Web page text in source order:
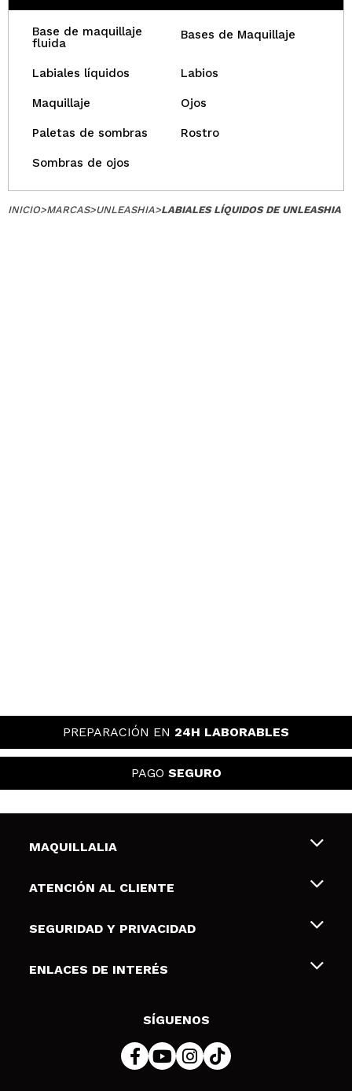
Base de maquillaje
fluida
Bases de Maquillaje
Labiales líquidos Labios
Maquillaje Ojos
Paletas de sombras Rostro
Sombras de ojos
INICIO>MARCAS>UNLEASHIA>LABIALES LÍQUIDOS DE UNLEASHIA
PREPARACIÓN EN 24H LABORABLES
PAGO SEGURO
MAQUILLALIA
Sobre nosotros
Tarjetas de Regalo
ATENCIÓN AL CLIENTE
Envíos y devoluciones
Formas de pago
SEGURIDAD Y PRIVACIDAD
Terminos y condiciones de uso
Política de cookies
ENLACES DE INTERÉS
SÍGUENOS